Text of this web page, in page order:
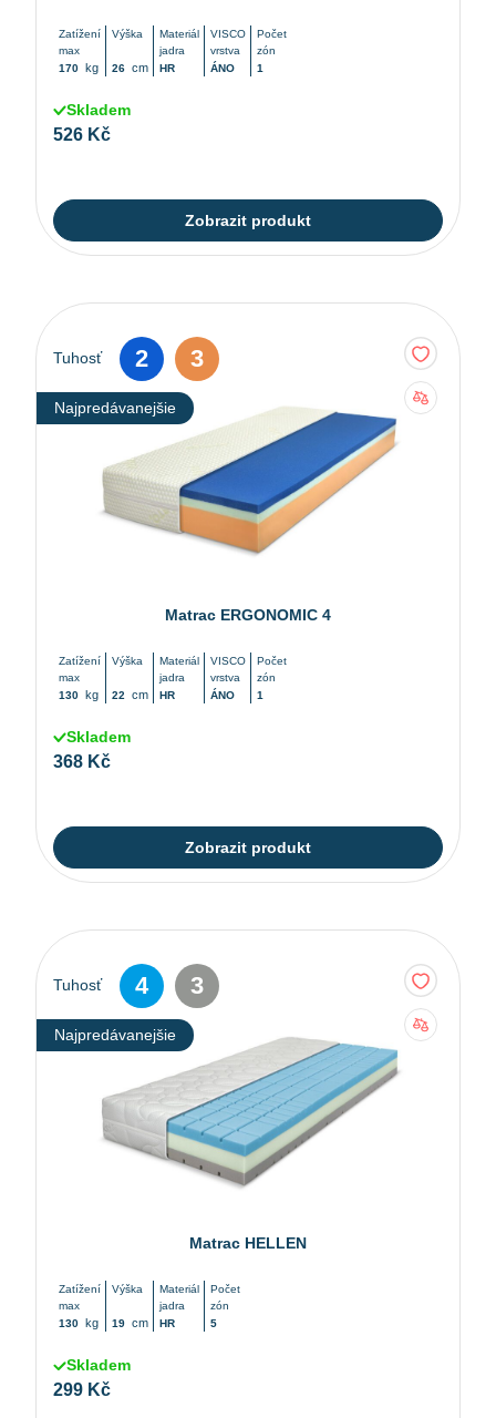
Zatížení
max
170 kg
Výška
26 cm
Materiál
jadra
HR
VISCO
vrstva
ÁNO
Počet
zón
1
Skladem
526 Kč
Zobrazit produkt
Tuhosť 2 3
Najpredávanejšie
Matrac ERGONOMIC 4
Zatížení
max
130 kg
Výška
22 cm
Materiál
jadra
HR
VISCO
vrstva
ÁNO
Počet
zón
1
Skladem
368 Kč
Zobrazit produkt
Tuhosť 4 3
Najpredávanejšie
Matrac HELLEN
Zatížení
max
130 kg
Výška
19 cm
Materiál
jadra
HR
Počet
zón
5
Skladem
299 Kč